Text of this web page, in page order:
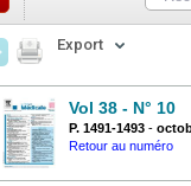
Export
Vol 38 - N° 10
P. 1491-1493 -
Retour au numéro